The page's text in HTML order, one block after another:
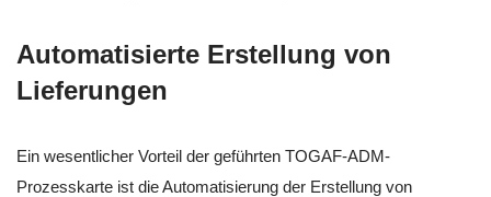
Automatisierte Erstellung von
Lieferungen
Ein wesentlicher Vorteil der geführten TOGAF-ADM-
Prozesskarte ist die Automatisierung der Erstellung von